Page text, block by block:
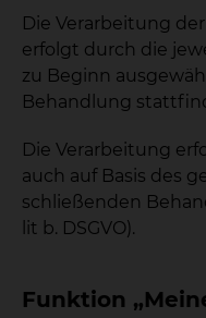
Die Verarbeitung
erfolgt durch die
zu Beginn
Behandlung
Die Verarbeitung
auch auf Basis des
schließenden
lit b. DSGVO).
Funktion